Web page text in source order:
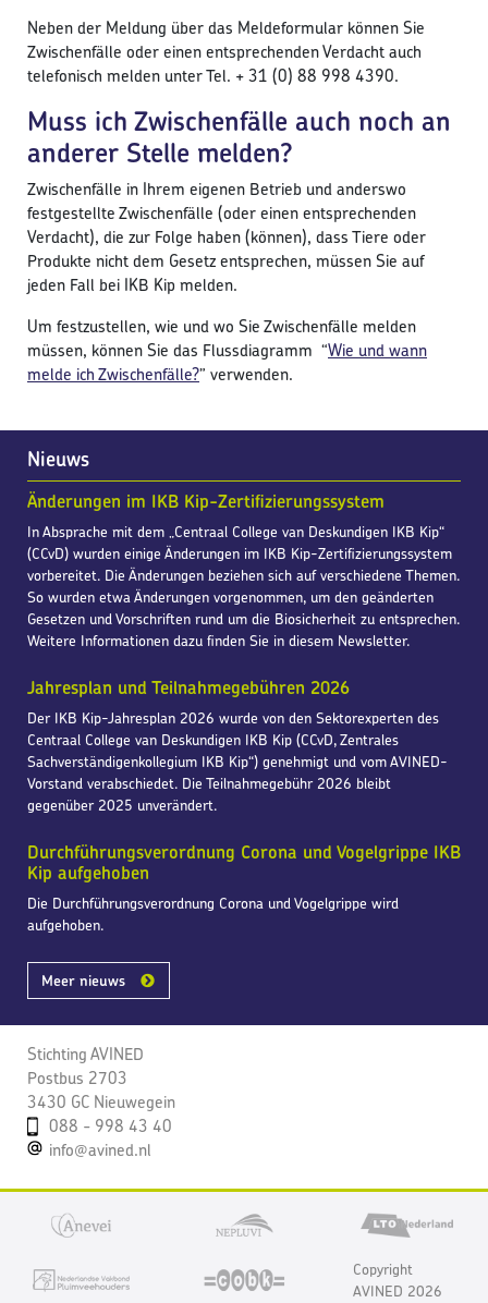
Nieuws
Änderungen im IKB Kip-Zertifizierungssystem
In Absprache mit dem „Centraal College van Deskundigen IKB Kip“
(CCvD) wurden einige Änderungen im IKB Kip-Zertifizierungssystem
vorbereitet. Die Änderungen beziehen sich auf verschiedene Themen.
So wurden etwa Änderungen vorgenommen, um den geänderten
Gesetzen und Vorschriften rund um die Biosicherheit zu entsprechen.
Weitere Informationen dazu finden Sie in diesem Newsletter.
Jahresplan und Teilnahmegebühren 2026
Der IKB Kip-Jahresplan 2026 wurde von den Sektorexperten des
Centraal College van Deskundigen IKB Kip (CCvD, Zentrales
Sachverständigenkollegium IKB Kip“) genehmigt und vom AVINED-
Vorstand verabschiedet. Die Teilnahmegebühr 2026 bleibt
gegenüber 2025 unverändert.
Durchführungsverordnung Corona und Vogelgrippe IKB
Kip aufgehoben
Die Durchführungsverordnung Corona und Vogelgrippe wird
aufgehoben.
Meer nieuws
Stichting AVINED
Postbus 2703
3430 GC Nieuwegein
088 - 998 43 40
info@avined.nl
Neben der Meldung über das Meldeformular können Sie
Zwischenfälle oder einen entsprechenden Verdacht auch
telefonisch melden unter Tel. + 31 (0) 88 998 4390.
Muss ich Zwischenfälle auch noch an
anderer Stelle melden?
Zwischenfälle in Ihrem eigenen Betrieb und anderswo
festgestellte Zwischenfälle (oder einen entsprechenden
Verdacht), die zur Folge haben (können), dass Tiere oder
Produkte nicht dem Gesetz entsprechen, müssen Sie auf
jeden Fall bei IKB Kip melden.
Um festzustellen, wie und wo Sie Zwischenfälle melden
müssen, können Sie das Flussdiagramm “Wie und wann
melde ich Zwischenfälle?” verwenden.
Copyright
AVINED 2026